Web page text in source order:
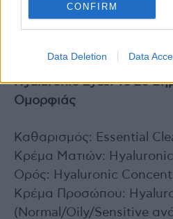
CONFIRM
Data Deletion Data
subjective questionnaires
women with all skin
Hyaluronic Eyes: Το 2ο
Ομορφιάς
Καθαρισμός: Essential
Κρέμα Ματιών:
Ορός: Hyaluronic
Κρέμα Προσώπου:
(Normal/Oily/Sensitive